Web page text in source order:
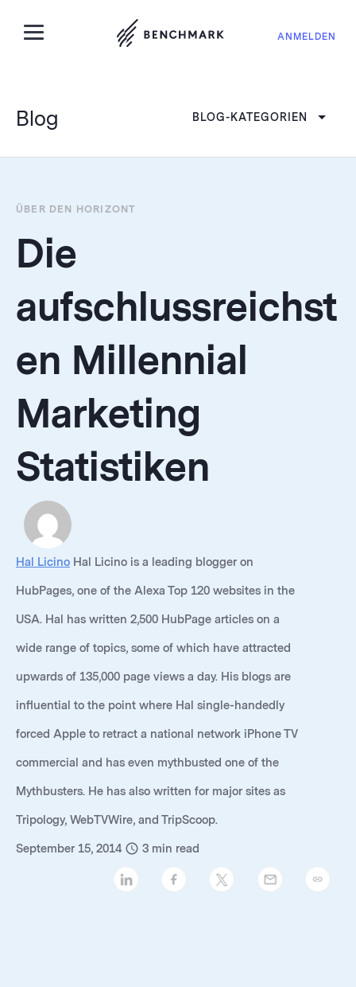
ANMELDEN
Blog BLOG-KATEGORIEN
ÜBER DEN HORIZONT
Die
aufschlussreichst
en Millennial
Marketing
Statistiken
Hal Licino Hal Licino is a leading blogger on
HubPages, one of the Alexa Top 120 websites in the
USA. Hal has written 2,500 HubPage articles on a
wide range of topics, some of which have attracted
upwards of 135,000 page views a day. His blogs are
influential to the point where Hal single-handedly
forced Apple to retract a national network iPhone TV
commercial and has even mythbusted one of the
Mythbusters. He has also written for major sites as
Tripology, WebTVWire, and TripScoop.
September 15, 2014 3 min read